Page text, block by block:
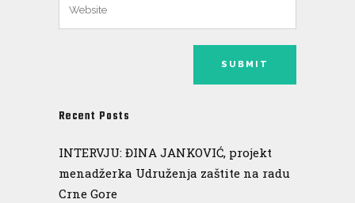
Recent Posts
INTERVJU: ĐINA JANKOVIĆ, projekt
menadžerka Udruženja zaštite na radu
Crne Gore